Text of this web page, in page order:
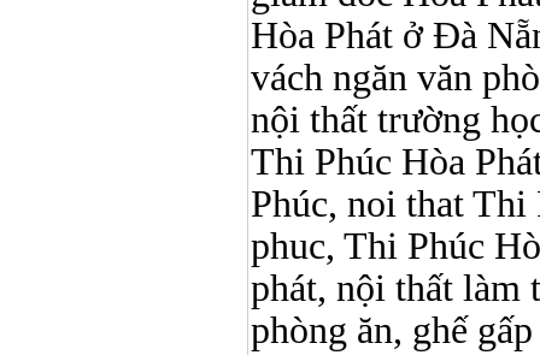
Hòa Phát ở Đà
vách ngăn văn
nội thất trường
Thi Phúc Hòa
Phúc, noi that
phuc, Thi Phúc
phát, nội thất làm
phòng ăn, ghế